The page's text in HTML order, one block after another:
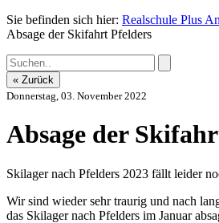
Sie befinden sich hier: Realschule Plus
Absage der Skifahrt Pfelders
« Zurück
Donnerstag, 03. November 2022
Absage der
Skilager nach Pfelders 2023 fällt leider
Wir sind wieder sehr traurig und nach
das Skilager nach Pfelders im Januar